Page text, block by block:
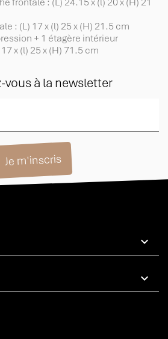
: (L) 17 x (l) 25 x (H) 21.5 cm
+ 1 étagère intérieur
x (l) 25 x (H) 71.5 cm
vous à la newsletter

